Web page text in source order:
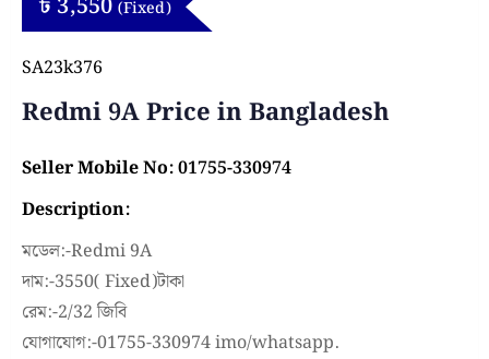
(Fixed)
SA23k376
Redmi 9A Price in Bangladesh
Seller Mobile No: 01755-330974
Description:
মডেল:-Redmi 9A
দাম:-3550( Fixed)টাকা
রেম:-2/32 জিবি
যোগাযোগ:-01755-330974 imo/whatsapp.